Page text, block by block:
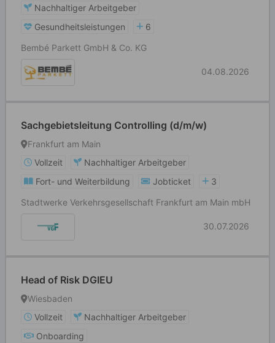
Nachhaltiger Arbeitgeber
Gesundheitsleistungen
6
Bembé Parkett GmbH & Co. KG
04.08.2026
Sachgebietsleitung Controlling (d/m/w)
Frankfurt am Main
Vollzeit
Nachhaltiger Arbeitgeber
Fort- und Weiterbildung
Jobticket
3
Stadtwerke Verkehrsgesellschaft Frankfurt am Main mbH
30.07.2026
Head of Risk DGIEU
Wiesbaden
Vollzeit
Nachhaltiger Arbeitgeber
Onboarding